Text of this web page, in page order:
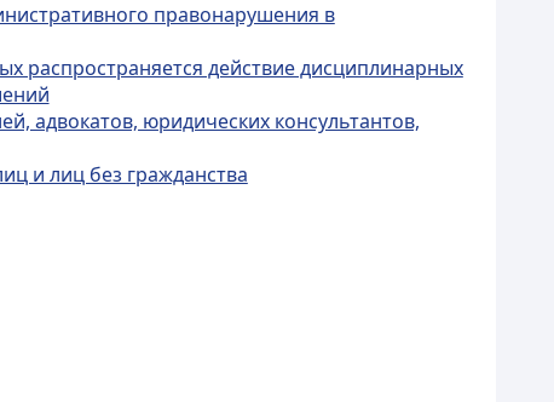
правонарушения в
распространяется действие дисциплинарных
адвокатов, юридических консультантов,
и лиц без гражданства